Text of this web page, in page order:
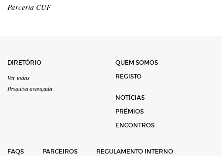
Parceria CUF
DIRETÓRIO
Ver todas
Pesquisa avançada
QUEM SOMOS
REGISTO
NOTÍCIAS
PRÉMIOS
ENCONTROS
FAQS PARCEIROS
REGULAMENTO INTERNO